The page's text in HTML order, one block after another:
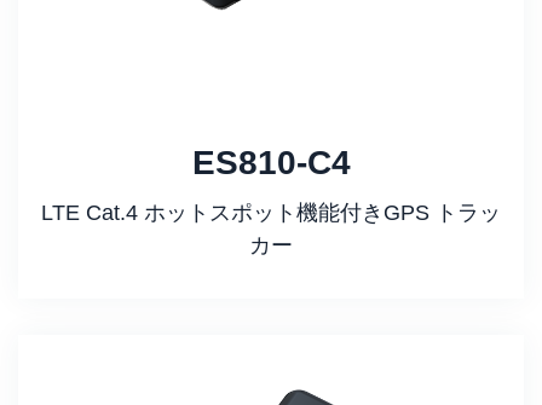
ES810-C4
LTE Cat.4 ホットスポット機能付きGPS トラッ
カー